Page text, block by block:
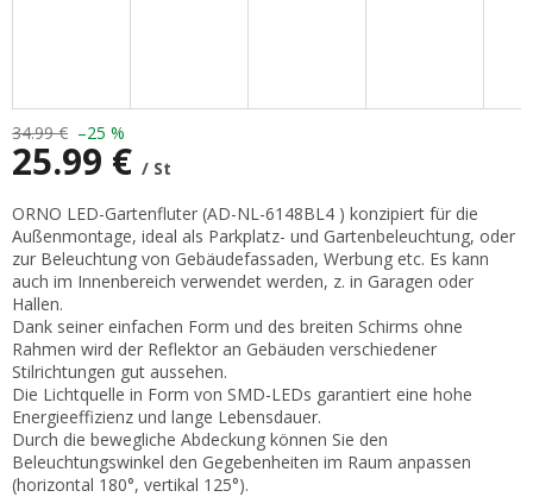
34.99 € –25 %
25.99 € / St
ORNO LED-Gartenfluter (AD-NL-6148BL4 ) konzipiert für die
Außenmontage, ideal als Parkplatz- und Gartenbeleuchtung, oder
zur Beleuchtung von Gebäudefassaden, Werbung etc. Es kann
auch im Innenbereich verwendet werden, z. in Garagen oder
Hallen.
Dank seiner einfachen Form und des breiten Schirms ohne
Rahmen wird der Reflektor an Gebäuden verschiedener
Stilrichtungen gut aussehen.
Die Lichtquelle in Form von SMD-LEDs garantiert eine hohe
Energieeffizienz und lange Lebensdauer.
Durch die bewegliche Abdeckung können Sie den
Beleuchtungswinkel den Gegebenheiten im Raum anpassen
(horizontal 180°, vertikal 125°).